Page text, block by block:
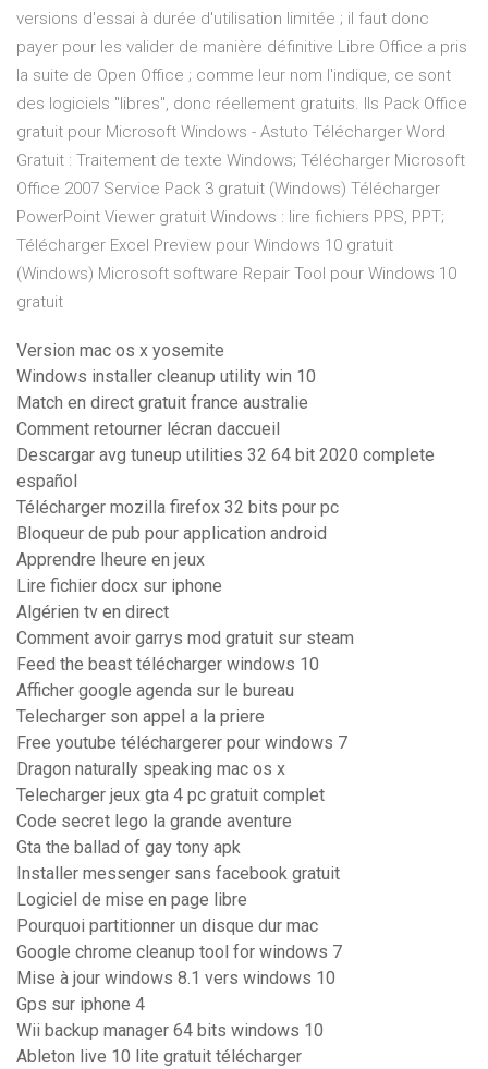
versions d'essai à durée d'utilisation limitée ; il faut donc
payer pour les valider de manière définitive Libre Office a pris
la suite de Open Office ; comme leur nom l'indique, ce sont
des logiciels "libres", donc réellement gratuits. Ils Pack Office
gratuit pour Microsoft Windows - Astuto Télécharger Word
Gratuit : Traitement de texte Windows; Télécharger Microsoft
Office 2007 Service Pack 3 gratuit (Windows) Télécharger
PowerPoint Viewer gratuit Windows : lire fichiers PPS, PPT;
Télécharger Excel Preview pour Windows 10 gratuit
(Windows) Microsoft software Repair Tool pour Windows 10
gratuit
Version mac os x yosemite
Windows installer cleanup utility win 10
Match en direct gratuit france australie
Comment retourner lécran daccueil
Descargar avg tuneup utilities 32 64 bit 2020 complete
español
Télécharger mozilla firefox 32 bits pour pc
Bloqueur de pub pour application android
Apprendre lheure en jeux
Lire fichier docx sur iphone
Algérien tv en direct
Comment avoir garrys mod gratuit sur steam
Feed the beast télécharger windows 10
Afficher google agenda sur le bureau
Telecharger son appel a la priere
Free youtube téléchargerer pour windows 7
Dragon naturally speaking mac os x
Telecharger jeux gta 4 pc gratuit complet
Code secret lego la grande aventure
Gta the ballad of gay tony apk
Installer messenger sans facebook gratuit
Logiciel de mise en page libre
Pourquoi partitionner un disque dur mac
Google chrome cleanup tool for windows 7
Mise à jour windows 8.1 vers windows 10
Gps sur iphone 4
Wii backup manager 64 bits windows 10
Ableton live 10 lite gratuit télécharger